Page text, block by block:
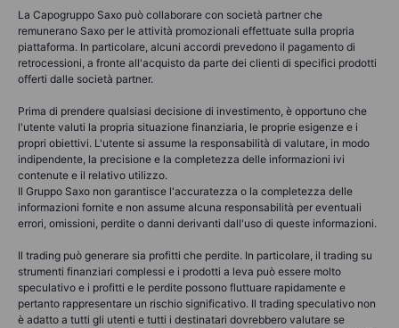
La Capogruppo Saxo può collaborare con società partner che
remunerano Saxo per le attività promozionali effettuate sulla propria
piattaforma. In particolare, alcuni accordi prevedono il pagamento di
retrocessioni, a fronte all'acquisto da parte dei clienti di specifici prodotti
offerti dalle società partner.
Prima di prendere qualsiasi decisione di investimento, è opportuno che
l'utente valuti la propria situazione finanziaria, le proprie esigenze e i
propri obiettivi. L'utente si assume la responsabilità di valutare, in modo
indipendente, la precisione e la completezza delle informazioni ivi
contenute e il relativo utilizzo.
Il Gruppo Saxo non garantisce l'accuratezza o la completezza delle
informazioni fornite e non assume alcuna responsabilità per eventuali
errori, omissioni, perdite o danni derivanti dall'uso di queste informazioni.
Il trading può generare sia profitti che perdite. In particolare, il trading su
strumenti finanziari complessi e i prodotti a leva può essere molto
speculativo e i profitti e le perdite possono fluttuare rapidamente e
pertanto rappresentare un rischio significativo. Il trading speculativo non
è adatto a tutti gli utenti e tutti i destinatari dovrebbero valutare se